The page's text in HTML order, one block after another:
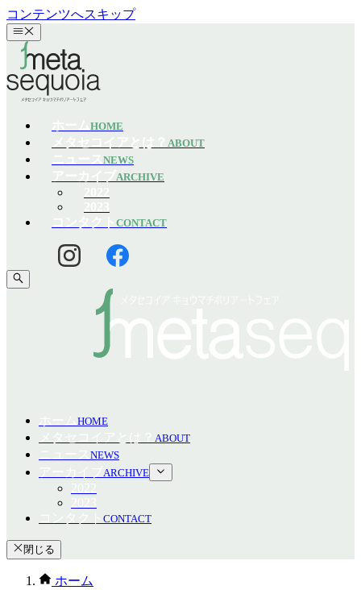
コンテンツへスキップ
HOME
ABOUT
NEWS
ARCHIVE
CONTACT
HOME
ABOUT
NEWS
ARCHIVE
CONTACT
閉じる
ホーム